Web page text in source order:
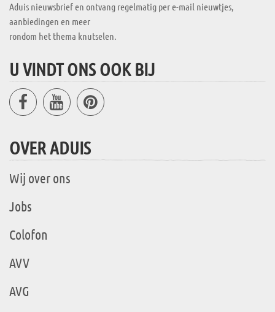
Aduis nieuwsbrief en ontvang regelmatig per e-mail nieuwtjes,
aanbiedingen en meer
rondom het thema knutselen.
U VINDT ONS OOK BIJ
OVER ADUIS
Wij over ons
Jobs
Colofon
AVV
AVG